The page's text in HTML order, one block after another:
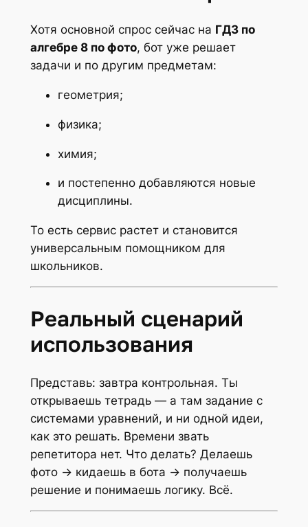
Хотя основной спрос сейчас на ГДЗ по
алгебре 8 по фото, бот уже решает
задачи и по другим предметам:
геометрия;
физика;
химия;
и постепенно добавляются новые
дисциплины.
То есть сервис растет и становится
универсальным помощником для
школьников.
Реальный сценарий
использования
Представь: завтра контрольная. Ты
открываешь тетрадь — а там задание с
системами уравнений, и ни одной идеи,
как это решать. Времени звать
репетитора нет. Что делать? Делаешь
фото → кидаешь в бота → получаешь
решение и понимаешь логику. Всё.